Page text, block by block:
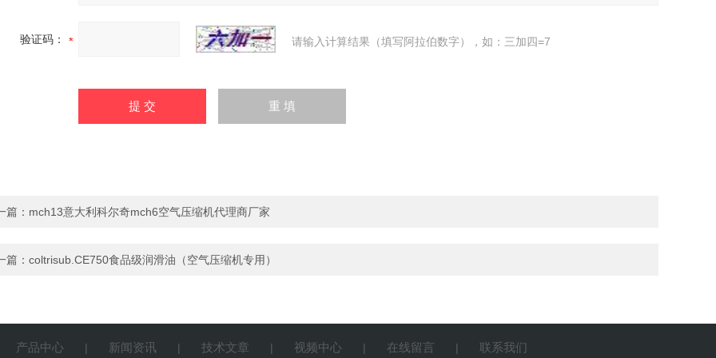
验证码： 请输入计算结果（填写阿拉伯数字），如：三加四=7
篇： mch13意大利科尔奇mch6空气压缩机代理商厂家
篇： coltrisub.CE750食品级润滑油（空气压缩机专用）
产品中心 | 新闻资讯 | 技术文章 | 视频中心 | 在线留言 | 联系我们